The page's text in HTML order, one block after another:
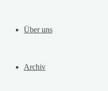
Über uns
Archiv